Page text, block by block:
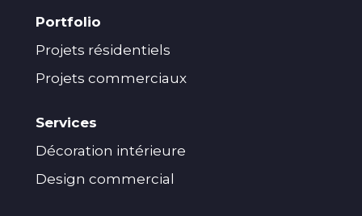
Portfolio
Projets résidentiels
Projets commerciaux
Services
Décoration intérieure
Design commercial